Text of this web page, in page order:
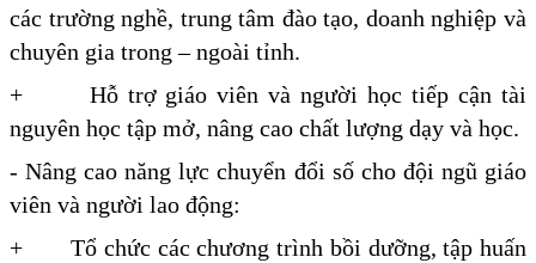
các trường nghề, trung tâm đào tạo, doanh nghiệp và
chuyên gia trong – ngoài tỉnh.
+ Hỗ trợ giáo viên và người học tiếp cận tài
nguyên học tập mở, nâng cao chất lượng dạy và học.
- Nâng cao năng lực chuyển đổi số cho đội ngũ giáo
viên và người lao động:
+ Tổ chức các chương trình bồi dưỡng, tập huấn